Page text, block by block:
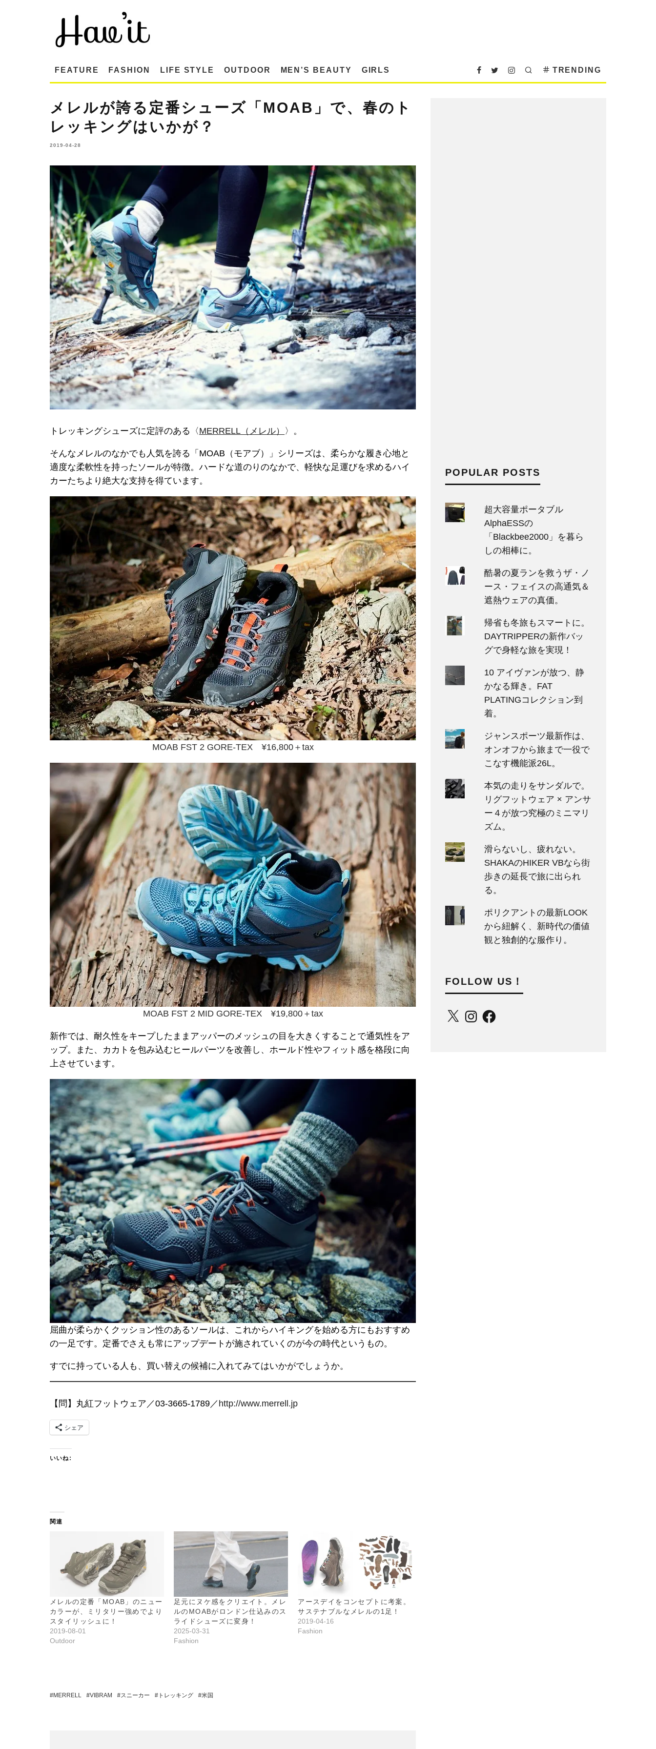
FEATURE FASHION LIFE STYLE OUTDOOR MEN’S BEAUTY GIRLS TRENDING
メレルが誇る定番シューズ「MOAB」で、春のト
レッキングはいかが？
2019-04-28
トレッキングシューズに定評のある〈MERRELL（メレル） 〉。
そんなメレルのなかでも人気を誇る「MOAB（モアブ）」シリーズは、柔らかな履き心地と
適度な柔軟性を持ったソールが特徴。ハードな道のりのなかで、軽快な足運びを求めるハイ
カーたちより絶大な支持を得ています。
MOAB FST 2 GORE-TEX ¥16,800＋tax
MOAB FST 2 MID GORE-TEX ¥19,800＋tax
新作では、耐久性をキープしたままアッパーのメッシュの目を大きくすることで通気性をア
ップ。また、カカトを包み込むヒールパーツを改善し、ホールド性やフィット感を格段に向
上させています。
屈曲が柔らかくクッション性のあるソールは、これからハイキングを始める方にもおすすめ
の一足です。定番でさえも常にアップデートが施されていくのが今の時代というもの。
すでに持っている人も、買い替えの候補に入れてみてはいかがでしょうか。
【問】丸紅フットウェア／03-3665-1789／ http://www.merrell.jp
シェア
いいね:
関連
メレルの定番「MOAB」のニュー
カラーが、ミリタリー強めでより
スタイリッシュに！
2019-08-01
Outdoor
足元にヌケ感をクリエイト。メレ
ルのMOABがロンドン仕込みのス
ライドシューズに変身！
2025-03-31
Fashion
アースデイをコンセプトに考案。
サステナブルなメレルの1足！
2019-04-16
Fashion
MERRELL VIBRAM スニーカー トレッキング 米国
POPULAR POSTS
超大容量ポータブル
AlphaESSの
「Blackbee2000」を暮ら
しの相棒に。
酷暑の夏ランを救うザ・ノ
ース・フェイスの高通気＆
遮熱ウェアの真価。
帰省も冬旅もスマートに。
DAYTRIPPERの新作バッ
グで身軽な旅を実現！
10 アイヴァンが放つ、静
かなる輝き。FAT
PLATINGコレクション到
着。
ジャンスポーツ最新作は、
オンオフから旅まで一役で
こなす機能派26L。
本気の走りをサンダルで。
リグフットウェア × アンサ
ー４が放つ究極のミニマリ
ズム。
滑らないし、疲れない。
SHAKAのHIKER VBなら街
歩きの延長で旅に出られ
る。
ポリクアントの最新LOOK
から紐解く、新時代の価値
観と独創的な服作り。
FOLLOW US！
X InstagramFacebook